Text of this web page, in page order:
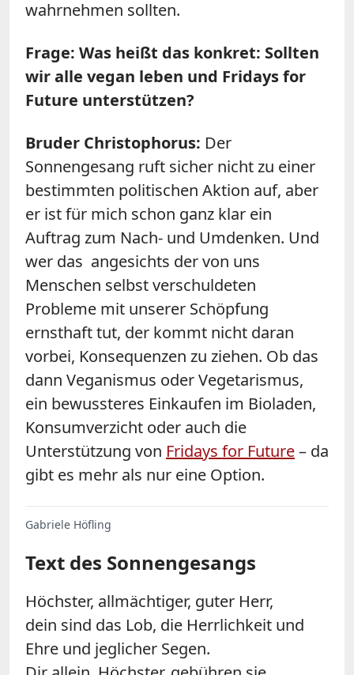
wahrnehmen sollten.
Frage: Was heißt das konkret: Sollten
wir alle vegan leben und Fridays for
Future unterstützen?
Bruder Christophorus: Der
Sonnengesang ruft sicher nicht zu einer
bestimmten politischen Aktion auf, aber
er ist für mich schon ganz klar ein
Auftrag zum Nach- und Umdenken. Und
wer das angesichts der von uns
Menschen selbst verschuldeten
Probleme mit unserer Schöpfung
ernsthaft tut, der kommt nicht daran
vorbei, Konsequenzen zu ziehen. Ob das
dann Veganismus oder Vegetarismus,
ein bewussteres Einkaufen im Bioladen,
Konsumverzicht oder auch die
Unterstützung von Fridays for Future– da
gibt es mehr als nur eine Option.
Gabriele Höfling
Text des Sonnengesangs
Höchster, allmächtiger, guter Herr,
dein sind das Lob, die Herrlichkeit und
Ehre und jeglicher Segen.